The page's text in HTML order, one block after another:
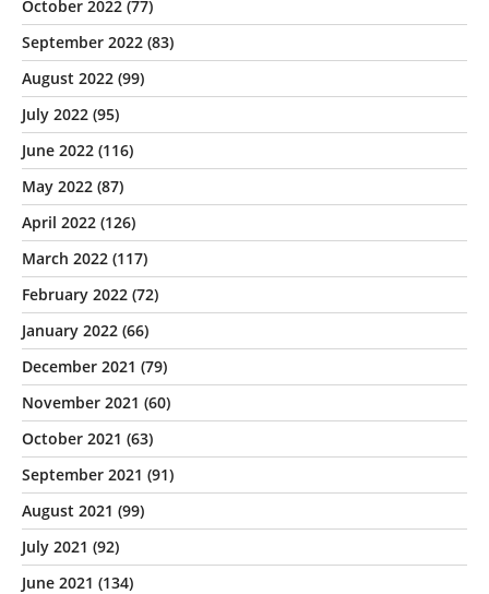
October 2022 (77)
September 2022 (83)
August 2022 (99)
July 2022 (95)
June 2022 (116)
May 2022 (87)
April 2022 (126)
March 2022 (117)
February 2022 (72)
January 2022 (66)
December 2021 (79)
November 2021 (60)
October 2021 (63)
September 2021 (91)
August 2021 (99)
July 2021 (92)
June 2021 (134)